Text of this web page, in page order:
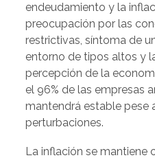
endeudamiento y la
preocupación por las
restrictivas, síntoma de
entorno de tipos altos y
percepción de la
el 96% de las empresas
mantendrá estable pese
perturbaciones.
La inflación se mantiene